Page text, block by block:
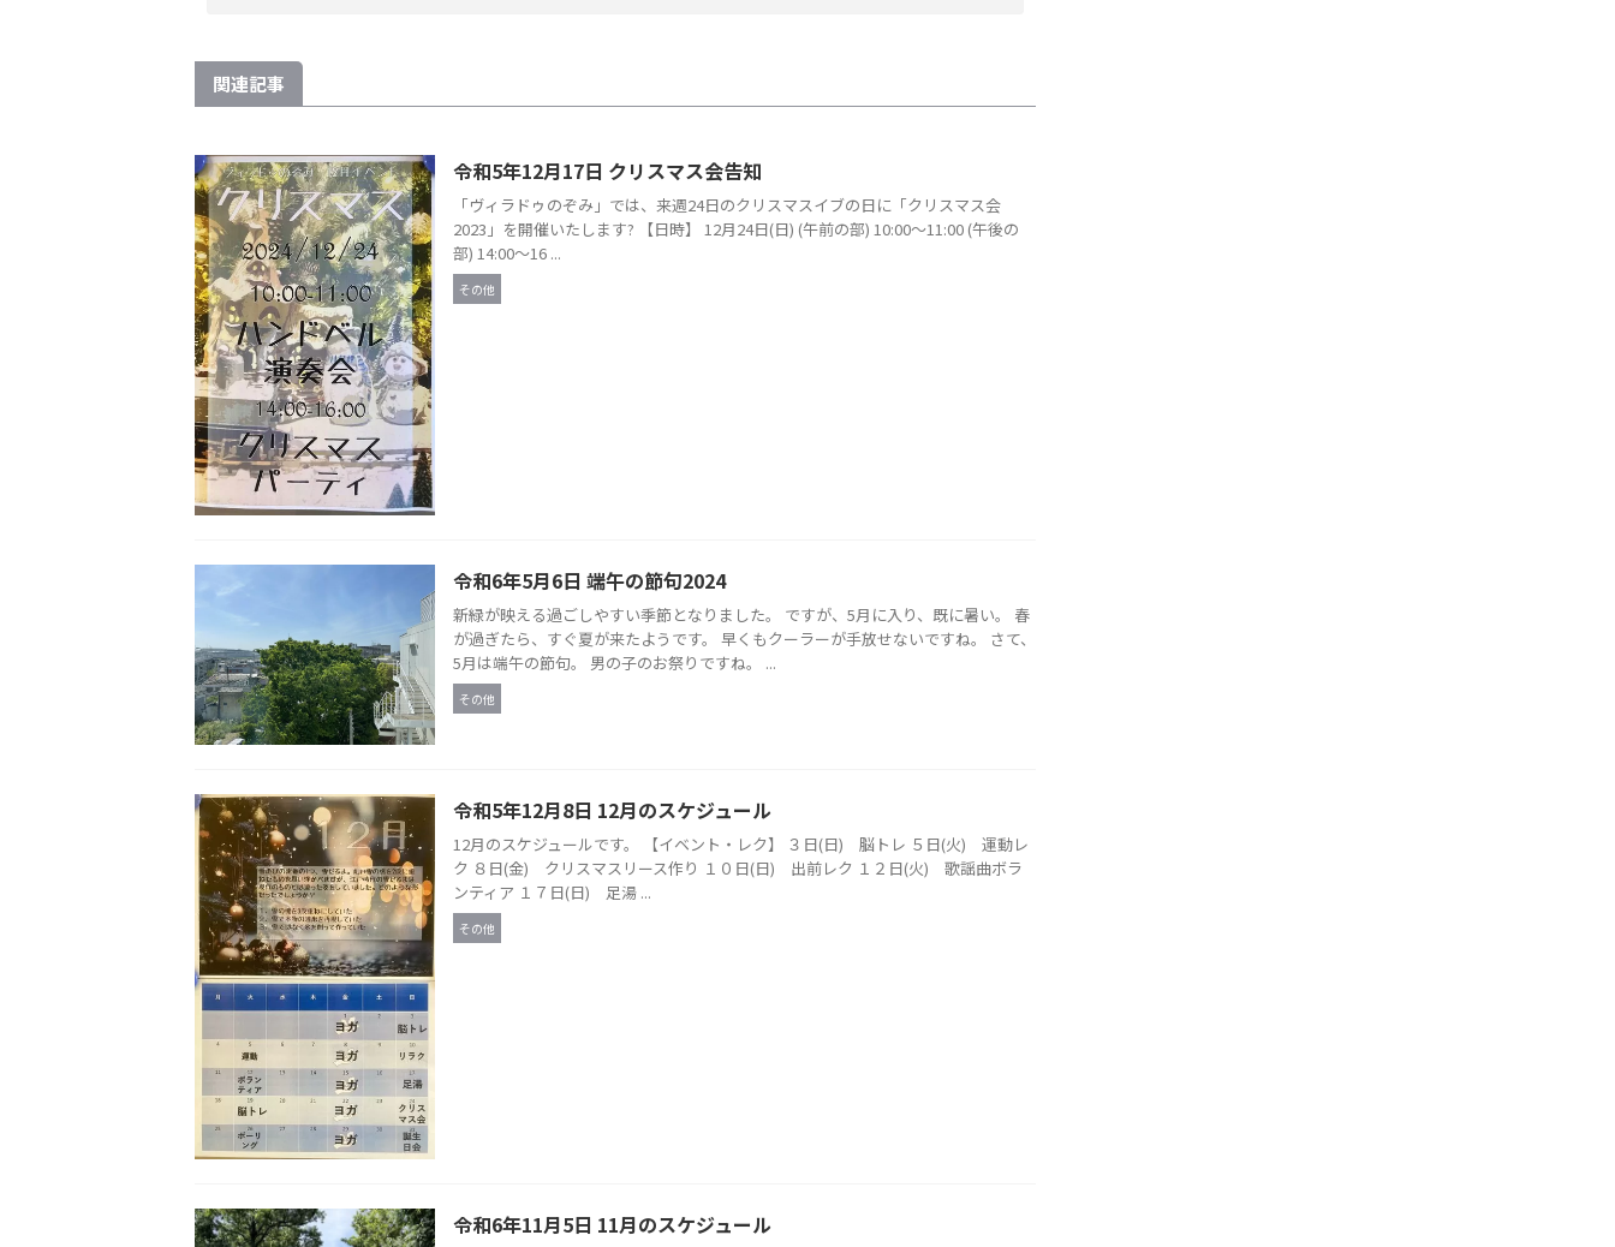
関連記事
令和5年12月17日 クリスマス会告知
「ヴィラドゥのぞみ」では、来週24日のクリスマスイブの日に「クリスマス会
2023」を開催いたします? 【日時】 12月24日(日) (午前の部) 10:00〜11:00 (午後の
部) 14:00〜16 ...
その他
令和6年5月6日 端午の節句2024
新緑が映える過ごしやすい季節となりました。 ですが、5月に入り、既に暑い。 春
が過ぎたら、すぐ夏が来たようです。 早くもクーラーが手放せないですね。 さて、
5月は端午の節句。 男の子のお祭りですね。 ...
その他
令和5年12月8日 12月のスケジュール
12月のスケジュールです。 【イベント・レク】 ３日(日) 脳トレ ５日(火) 運動レ
ク ８日(金) クリスマスリース作り １０日(日) 出前レク １２日(火) 歌謡曲ボラ
ンティア １７日(日) 足湯 ...
その他
令和6年11月5日 11月のスケジュール